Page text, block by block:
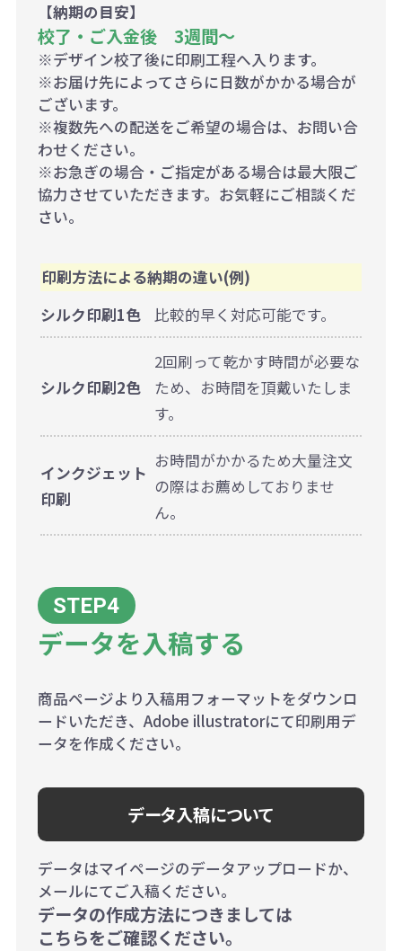
【納期の目安】
校了・ご入金後 3週間～
※デザイン校了後に印刷工程へ入ります。
※お届け先によってさらに日数がかかる場合が
ございます。
※複数先への配送をご希望の場合は、お問い合
わせください。
※お急ぎの場合・ご指定がある場合は最大限ご
協力させていただきます。お気軽にご相談くだ
さい。
印刷方法による納期の違い(例)
シルク印刷1色
比較的早く対応可能です。
シルク印刷2色
2回刷って乾かす時間が必要な
ため、お時間を頂戴いたしま
す。
インクジェット
印刷
お時間がかかるため大量注文
の際はお薦めしておりませ
ん。
データを入稿する
商品ページより入稿用フォーマットをダウンロ
ードいただき、Adobe illustratorにて印刷用デ
ータを作成ください。
データ入稿について
データはマイページのデータアップロードか、
メールにてご入稿ください。
データの作成方法につきましては
こちらをご確認ください。